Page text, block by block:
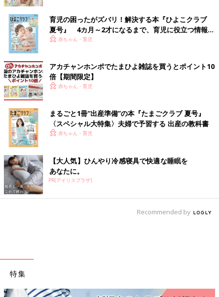
いていました。
――それからすぐに、一緒に暮らし始めたのですか？
鮫川 いえ、実際にうちで一緒に暮らすようになるまでには半年
たちと一緒に遊ぶことから始まり、徐々に私と2人きりで過ごし
たり、夫の仕事が休みの日には夫を交えて3人で過ごしたり。後
半には、わが家に日帰りで来る日があって、それから1泊2日、2
泊3日と、少しずつステップアップし、最後は1カ月くらいの長期
のお泊まり期間が設けられて、「問題ない」と判断され、正式委
託となりました。
――お子さんとすぐに打ち解けることはできましたか？
鮫川 いえいえ。できなかったです。ふて寝されたり、大泣きさ
れたり…本当にいろいろありました。子どもは保育士さんのこと
が大好きだったので、「この子は乳児院にいたほうが幸せなんじ
ゃないか」と思ってしまうこともありました。
――一緒に暮らし始めてから、自分自身にどのような変化があり
ましたか？
鮫川 近所の児童館や公園の存在を、子どもと一緒に暮らし始め
育児の困ったがズバリ！解決する本『ひよこクラブ
夏号』 4カ月～2才になるまで、育児に役立つ情報が
いっぱい！
赤ちゃん・育児
アカチャンホンポでたまひよ雑誌を買うとポイント10
倍【期間限定】
赤ちゃん・育児
まるごと1冊“出産準備”の本『たまごクラブ 夏号』
〈スペシャル大特集〉夫婦で予習する 出産の教科書
赤ちゃん・育児
【大人気】ひんやり冷感寝具で快適な睡眠を
あなたに。
PR(アイリスプラザ)
Recommended by
特集